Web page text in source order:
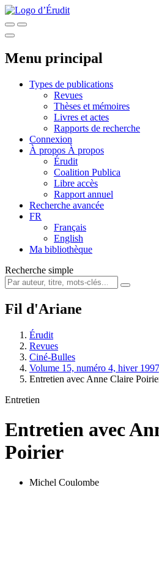
Menu principal
Types de publications
Revues
Thèses et mémoires
Livres et actes
Rapports de recherche
Connexion
À propos À propos
Érudit
Coalition Publica
Libre accès
Rapport annuel
Recherche avancée
FR
Français
English
Ma bibliothèque
Recherche simple
Fil d'Ariane
Érudit
Revues
Ciné-Bulles
Volume 15, numéro 4, hiver
Entretien avec Anne Claire
Entretien
Entretien avec
Poirier
Michel Coulombe